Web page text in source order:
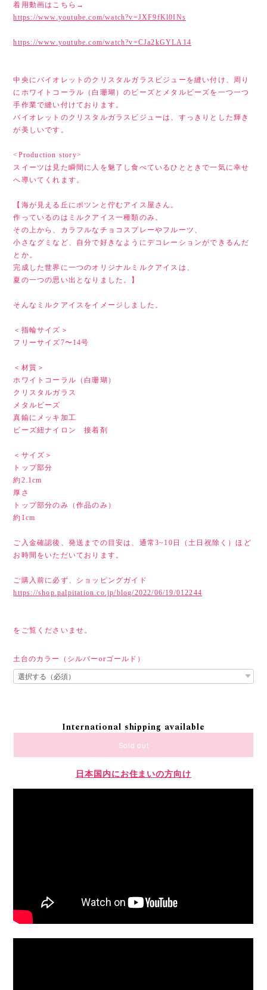
着用動画はこちら→
https://www.youtube.com/watch?v=JXF9fKl0INs
https://www.youtube.com/watch?v=CJa2kGYLA14
中央にバイオレットのクリスタルガラスビジューを縫い付け、周り
にホワイトコーラル（白珊瑚）のビーズとメタルビーズを一つ一つ
手作業で縫い付けております。
バイオレットのクリスタルガラスビジューは、すっきりとした輝き
が美しいです。
<Production story>
スイーツは見た瞬間に人を魅了し食べているひとときで一気に幸せ
へ導いてくれます。
【海が見える丘にポツンと佇むアイス屋さん。
作っているのはミルクアイス一種類のみ。
その上から、カラフルなチョコスプレーやフルーツ、
小さなグミなど、自分で好きなようにデコレーションができるんだ
とか。
完成した世界に一つのオリジナルミルクアイスは、
夏の一つの思い出となりました。】
そんなミルクアイスをイメージしました。
＜指輪サイズ＞
フリーサイズ7〜14号
＜材質＞
ホワイトコーラル（白珊瑚）
クリスタルガラス
メタルビーズ
真鍮にメッキ加工
ビーズ紐ナイロン 接着剤
＜サイズ＞
トップ部分
約2.1cm
厚さ
トップ部分のみ（作品のみ）
約1cm
ご入金確認後、発送までの目安は、通常3~10日（土日祝除く）ほど
お時間をいただいております。
ご購入前に必ず、ショッピングガイド
https://shop.palpitation.co.jp/blog/2022/06/19/012244
をご覧くださいませ。
土台のカラー（シルバーorゴールド）
International shipping available
Sold out
日本国内にお住まいの方向け